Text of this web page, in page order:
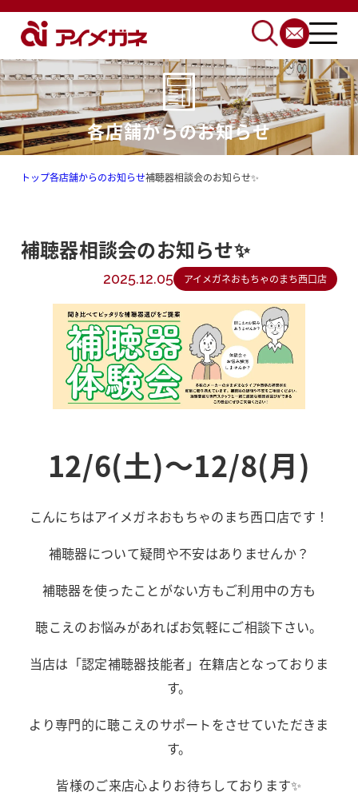
各店舗からのお知らせ
トップ各店舗からのお知らせ補聴器相談会のお知らせ✨
補聴器相談会のお知らせ✨
2025.12.05 アイメガネおもちゃのまち西口店
12/6(土)～12/8(月)
こんにちはアイメガネおもちゃのまち西口店です！
補聴器について疑問や不安はありませんか？
補聴器を使ったことがない方もご利用中の方も
聴こえのお悩みがあればお気軽にご相談下さい。
当店は「認定補聴器技能者」在籍店となっておりま
す。
より専門的に聴こえのサポートをさせていただきま
す。
皆様のご来店心よりお待ちしております✨